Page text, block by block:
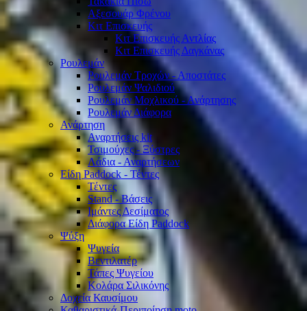
Αξεσουάρ Φρένου
Κιτ Επισκευής
Κιτ Επισκευής Αντλίας
Κιτ Επισκευής Δαγκάνας
Ρουλεμάν
Ρουλεμάν Τροχών - Αποστάτες
Ρουλεμάν Ψαλιδιού
Ρουλεμάν Μοχλικού - Ανάρτησης
Ρουλεμάν Διάφορα
Ανάρτηση
Αναρτήσεις kit
Τσιμούχες - Ξύστρες
Λάδια - Αναρτήσεων
Είδη Paddock - Τέντες
Τέντες
Stand - Βάσεις
Ιμάντες Δεσίματος
Διάφορα Είδη Paddock
Ψύξη
Ψυγεία
Βεντιλατέρ
Τάπες Ψυγείου
Κολάρα Σιλικόνης
Δοχεία Καυσίμου